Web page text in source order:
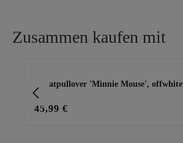
Zusammen kaufen mit
Sweatpullover 'Minnie Mouse', offwhite
45,99 €